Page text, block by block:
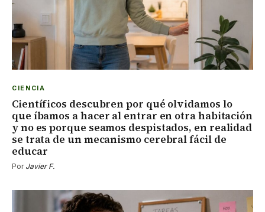
CIENCIA
Científicos descubren por qué olvidamos lo
que íbamos a hacer al entrar en otra habitación
y no es porque seamos despistados, en realidad
se trata de un mecanismo cerebral fácil de
educar
Por Javier F.